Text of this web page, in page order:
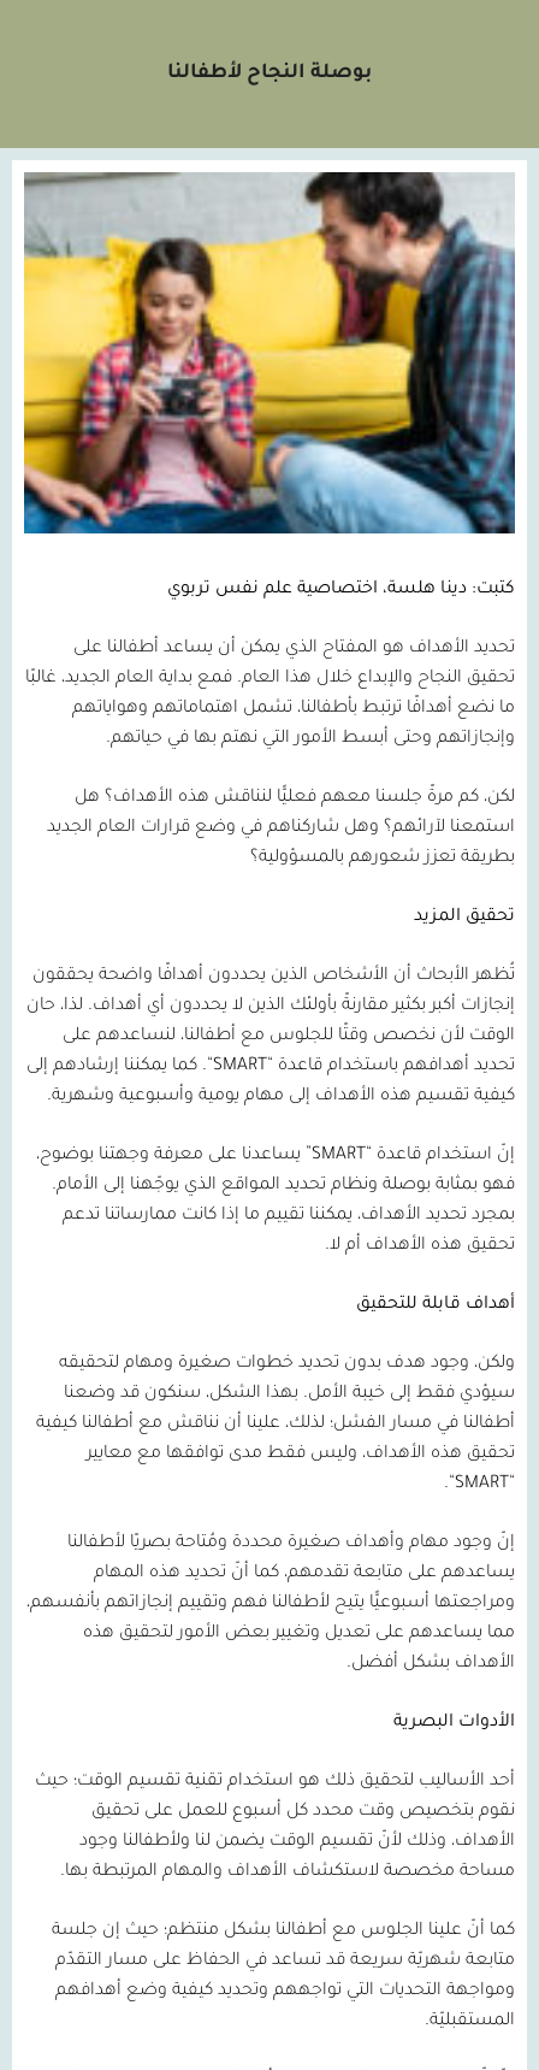
بوصلة النجاح لأطفالنا
كتبت: دينا هلسة، اختصاصية علم نفس تربوي
تحديد الأهداف هو المفتاح الذي يمكن أن يساعد أطفالنا على
تحقيق النجاح والإبداع خلال هذا العام. فمع بداية العام الجديد، غالبًا
ما نضع أهدافًا ترتبط بأطفالنا، تشمل اهتماماتهم وهواياتهم
وإنجازاتهم وحتى أبسط الأمور التي نهتم بها في حياتهم.
لكن، كم مرةً جلسنا معهم فعليًّا لنناقش هذه الأهداف؟ هل
استمعنا لآرائهم؟ وهل شاركناهم في وضع قرارات العام الجديد
بطريقة تعزز شعورهم بالمسؤولية؟
تحقيق المزيد
تُظهر الأبحاث أن الأشخاص الذين يحددون أهدافًا واضحة يحققون
إنجازات أكبر بكثير مقارنةً بأولئك الذين لا يحددون أي أهداف. لذا، حان
الوقت لأن نخصص وقتًا للجلوس مع أطفالنا، لنساعدهم على
تحديد أهدافهم باستخدام قاعدة
SMART . كما يمكننا إرشادهم إلى
كيفية تقسيم هذه الأهداف إلى مهام يومية وأسبوعية وشهرية.
إنّ استخدام قاعدة
يساعدنا على معرفة وجهتنا بوضوح،
فهو بمثابة بوصلة ونظام تحديد المواقع الذي يوجّهنا إلى الأمام.
بمجرد تحديد الأهداف، يمكننا تقييم ما إذا كانت ممارساتنا تدعم
تحقيق هذه الأهداف أم لا.
أهداف قابلة للتحقيق
ولكن، وجود هدف بدون تحديد خطوات صغيرة ومهام لتحقيقه
سيؤدي فقط إلى خيبة الأمل. بهذا الشكل، سنكون قد وضعنا
أطفالنا في مسار الفشل؛ لذلك، علينا أن نناقش مع أطفالنا كيفية
تحقيق هذه الأهداف، وليس فقط مدى توافقها مع معايير
SMART
.
إنّ وجود مهام وأهداف صغيرة محددة ومُتاحة بصريًا لأطفالنا
يساعدهم على متابعة تقدمهم، كما أنّ تحديد هذه المهام
ومراجعتها أسبوعيًّا يتيح لأطفالنا فهم وتقييم إنجازاتهم بأنفسهم،
مما يساعدهم على تعديل وتغيير بعض الأمور لتحقيق هذه
الأهداف بشكل أفضل.
الأدوات البصرية
أحد الأساليب لتحقيق ذلك هو استخدام تقنية تقسيم الوقت؛ حيث
نقوم بتخصيص وقت محدد كل أسبوع للعمل على تحقيق
الأهداف، وذلك لأنّ تقسيم الوقت يضمن لنا ولأطفالنا وجود
مساحة مخصصة لاستكشاف الأهداف والمهام المرتبطة بها.
كما أنّ علينا الجلوس مع أطفالنا بشكل منتظم؛ حيث إن جلسة
متابعة شهريّة سريعة قد تساعد في الحفاظ على مسار التقدّم
ومواجهة التحديات التي تواجههم وتحديد كيفية وضع أهدافهم
المستقبليّة.